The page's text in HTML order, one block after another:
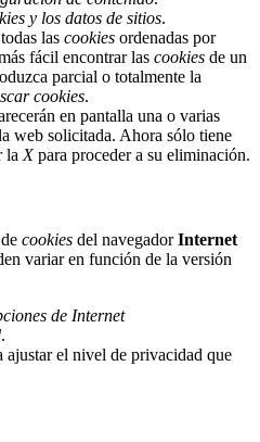
y los datos de sitios.
las cookies ordenadas por
fácil encontrar las cookies de un
parcial o totalmente la
cookies.
en pantalla una o varias
web solicitada. Ahora sólo tiene
la Xpara proceder a su eliminación.
cookies del navegadorInternet
variar en función de la versión
de Internet
.
ajustar el nivel de privacidad que